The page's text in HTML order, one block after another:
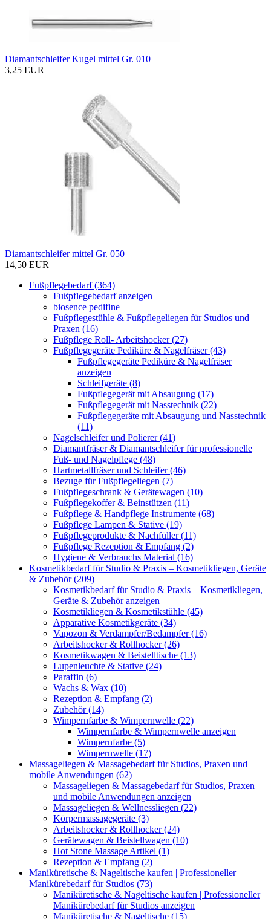
Diamantschleifer Kugel mittel Gr. 010
3,25 EUR
Diamantschleifer mittel Gr. 050
14,50 EUR
Fußpflegebedarf (364)
Fußpflegebedarf anzeigen
biosence pedifine
Fußpflegestühle & Fußpflegeliegen für Studios und
Praxen (16)
Fußpflege Roll- Arbeitshocker (27)
Fußpflegegeräte Pediküre & Nagelfräser (43)
Fußpflegegeräte Pediküre & Nagelfräser
anzeigen
Schleifgeräte (8)
Fußpflegegerät mit Absaugung (17)
Fußpflegegerät mit Nasstechnik (22)
Fußpflegegeräte mit Absaugung und Nasstechnik
(11)
Nagelschleifer und Polierer (41)
Diamantfräser & Diamantschleifer für professionelle
Fuß- und Nagelpflege (48)
Hartmetallfräser und Schleifer (46)
Bezuge für Fußpflegeliegen (7)
Fußpflegeschrank & Gerätewagen (10)
Fußpflegekoffer & Beinstützen (11)
Fußpflege & Handpflege Instrumente (68)
Fußpflege Lampen & Stative (19)
Fußpflegeprodukte & Nachfüller (11)
Fußpflege Rezeption & Empfang (2)
Hygiene & Verbrauchs Material (16)
Kosmetikbedarf für Studio & Praxis – Kosmetikliegen, Geräte
& Zubehör (209)
Kosmetikbedarf für Studio & Praxis – Kosmetikliegen,
Geräte & Zubehör anzeigen
Kosmetikliegen & Kosmetikstühle (45)
Apparative Kosmetikgeräte (34)
Vapozon & Verdampfer/Bedampfer (16)
Arbeitshocker & Rollhocker (26)
Kosmetikwagen & Beistelltische (13)
Lupenleuchte & Stative (24)
Paraffin (6)
Wachs & Wax (10)
Rezeption & Empfang (2)
Zubehör (14)
Wimpernfarbe & Wimpernwelle (22)
Wimpernfarbe & Wimpernwelle anzeigen
Wimpernfarbe (5)
Wimpernwelle (17)
Massageliegen & Massagebedarf für Studios, Praxen und
mobile Anwendungen (62)
Massageliegen & Massagebedarf für Studios, Praxen
und mobile Anwendungen anzeigen
Massageliegen & Wellnessliegen (22)
Körpermassagegeräte (3)
Arbeitshocker & Rollhocker (24)
Gerätewagen & Beistellwagen (10)
Hot Stone Massage Artikel (1)
Rezeption & Empfang (2)
Maniküretische & Nageltische kaufen | Professioneller
Manikürebedarf für Studios (73)
Maniküretische & Nageltische kaufen | Professioneller
Manikürebedarf für Studios anzeigen
Maniküretische & Nageltische (15)